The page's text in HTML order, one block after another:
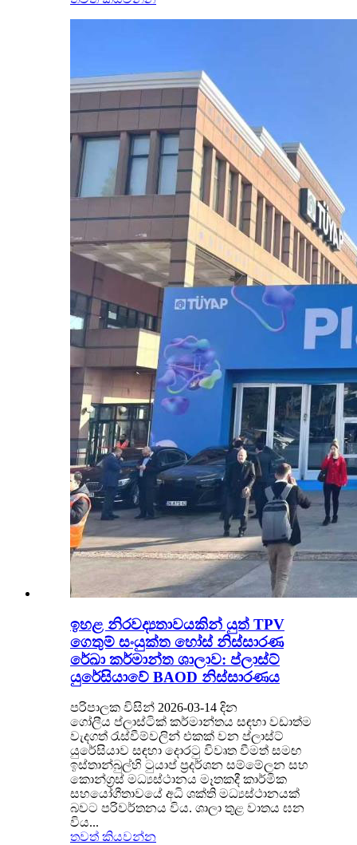
ඉහළ නිරවද්‍යතාවයකින් යුත් TPV
ගෙතුම් සංයුක්ත හෝස් නිස්සාරණ
රේඛා කර්මාන්ත ශාලාව: ප්ලාස්ට්
යුරේසියාවේ BAOD නිස්සාරණය
පරිපාලක විසින් 2026-03-14 දින
ගෝලීය ප්ලාස්ටික් කර්මාන්තය සඳහා වඩාත්ම
වැදගත් රැස්වීම්වලින් එකක් වන ප්ලාස්ට්
යුරේසියාව සඳහා දොරටු විවෘත වීමත් සමඟ
ඉස්තාන්බුල්හි ටුයාප් ප්‍රදර්ශන සම්මේලන සහ
කොන්ග්‍රස් මධ්‍යස්ථානය මෑතකදී කාර්මික
සහයෝගීතාවයේ අධි ශක්ති මධ්‍යස්ථානයක්
බවට පරිවර්තනය විය. ශාලා තුළ වාතය ඝන
විය...
තවත් කියවන්න